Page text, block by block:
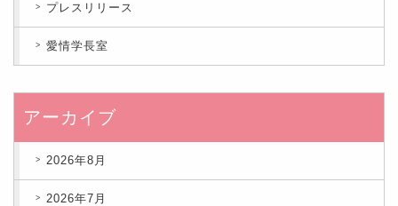
プレスリリース
愛情学長室
アーカイブ
2026年8月
2026年7月